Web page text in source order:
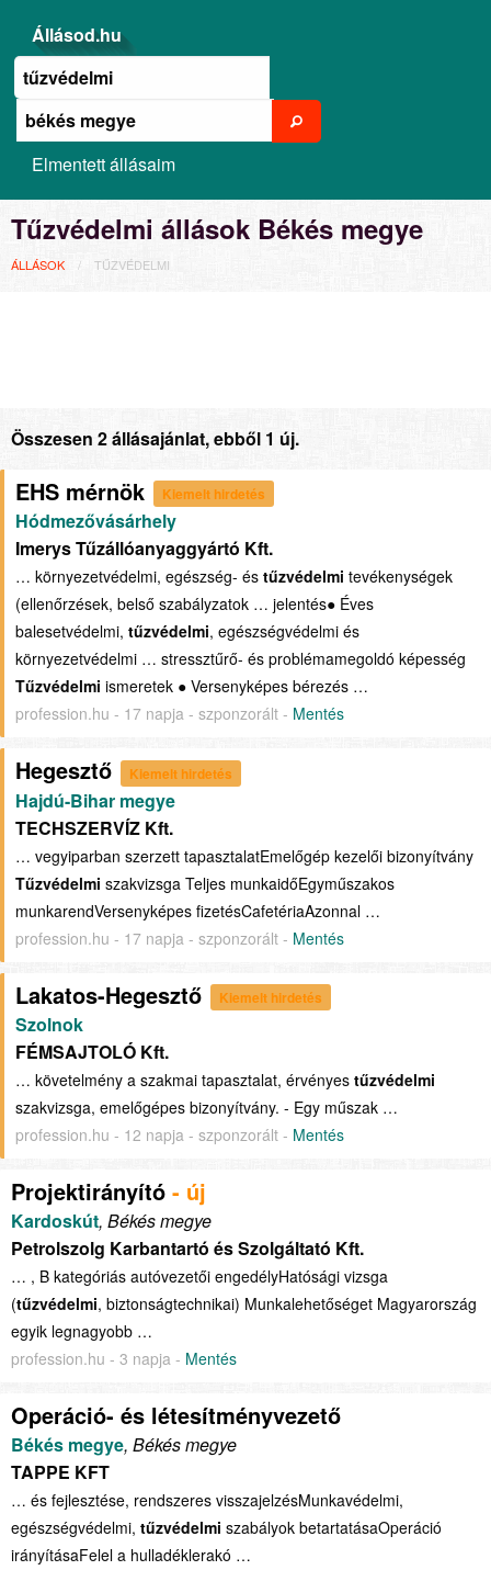
Állásod.hu
Elmentett állásaim
Tűzvédelmi állások Békés megye
ÁLLÁSOK TŰZVÉDELMI
Összesen 2 állásajánlat, ebből 1 új.
EHS mérnök Kiemelt hirdetés
Hódmezővásárhely
Imerys Tűzállóanyaggyártó Kft.
… környezetvédelmi, egészség- és tűzvédelmi tevékenységek
(ellenőrzések, belső szabályzatok … jelentés● Éves
balesetvédelmi, tűzvédelmi, egészségvédelmi és
környezetvédelmi … stressztűrő- és problémamegoldó képesség
Tűzvédelmi ismeretek ● Versenyképes bérezés …
profession.hu - 17 napja - szponzorált - Mentés
Hegesztő Kiemelt hirdetés
Hajdú-Bihar megye
TECHSZERVÍZ Kft.
… vegyiparban szerzett tapasztalatEmelőgép kezelői bizonyítvány
Tűzvédelmi szakvizsga Teljes munkaidőEgyműszakos
munkarendVersenyképes fizetésCafetériaAzonnal …
profession.hu - 17 napja - szponzorált - Mentés
Lakatos-Hegesztő Kiemelt hirdetés
Szolnok
FÉMSAJTOLÓ Kft.
… követelmény a szakmai tapasztalat, érvényes tűzvédelmi
szakvizsga, emelőgépes bizonyítvány. - Egy műszak …
profession.hu - 12 napja - szponzorált - Mentés
Projektirányító - új
Kardoskút, Békés megye
Petrolszolg Karbantartó és Szolgáltató Kft.
… , B kategóriás autóvezetői engedélyHatósági vizsga
(tűzvédelmi, biztonságtechnikai) Munkalehetőséget Magyarország
egyik legnagyobb …
profession.hu - 3 napja - Mentés
Operáció- és létesítményvezető
Békés megye, Békés megye
TAPPE KFT
… és fejlesztése, rendszeres visszajelzésMunkavédelmi,
egészségvédelmi, tűzvédelmi szabályok betartatásaOperáció
irányításaFelel a hulladéklerakó …